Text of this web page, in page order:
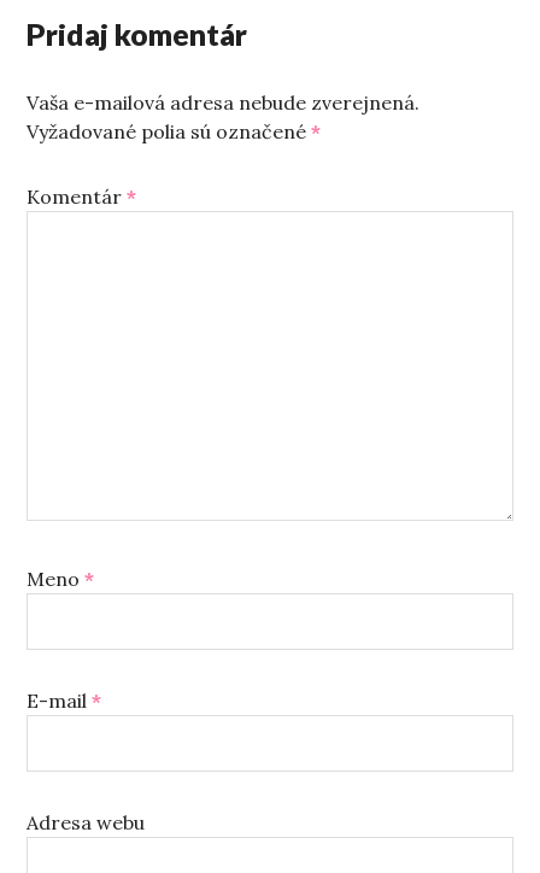
Pridaj komentár
Vaša e-mailová adresa nebude zverejnená.
Vyžadované polia sú označené*
Komentár*
Meno*
E-mail*
Adresa webu